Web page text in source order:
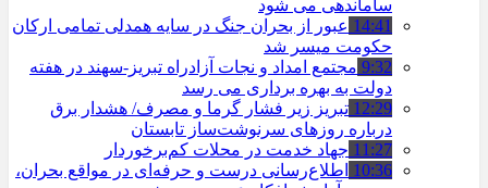
ساماندهی می شود
14:41 عبور از بحران جنگ در سایه همدلی تمامی ارکان
حکومت میسر شد
9:32 مجتمع امداد و نجات آزادراه تبریز-سهند در هفته
دولت به بهره ‌برداری می‌ رسد
12:29 تبریز زیر فشار گرما و مصرف/ هشدار برق
درباره روزهای سرنوشت‌ساز تابستان
11:27 جهاد خدمت در محلات کم‌برخوردار
10:36 اطلاع‌رسانی درست و حرفه‌ای در مواقع بحران،